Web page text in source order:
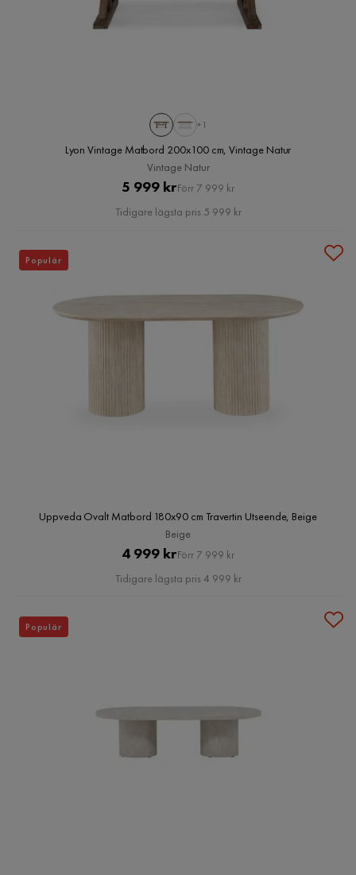
+1
Lyon Vintage Matbord 200x100 cm, Vintage Natur
Vintage Natur
Pris
5 999 krOriginal
Pris
Förr 7 999 kr
Tidigare lägsta pris 5 999 kr
Uppveda Ovalt Matbord 180x90 cm Travertin Utseende, Beige
Beige
Pris
4 999 krOriginal
Pris
Förr 7 999 kr
Tidigare lägsta pris 4 999 kr
Populär
Populär